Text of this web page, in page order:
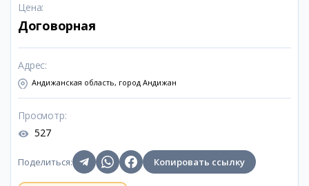
Цена:
Договорная
Адрес:
Андижанская область, город Андижан
Просмотр:
527
Поделиться: Копировать ссылку